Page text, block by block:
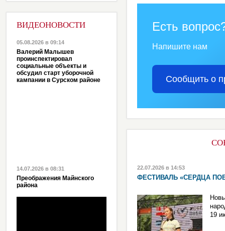
ВИДЕОНОВОСТИ
05.08.2026 в 09:14
Валерий Малышев
проинспектировал
социальные объекты и
обсудил старт уборочной
кампании в Сурском районе
14.07.2026 в 08:31
Преображения Майнского
района
Есть
Напишите нам
Сообщить о
22.07.2026 в 14:53
ФЕСТИВАЛЬ «СЕРДЦА
19